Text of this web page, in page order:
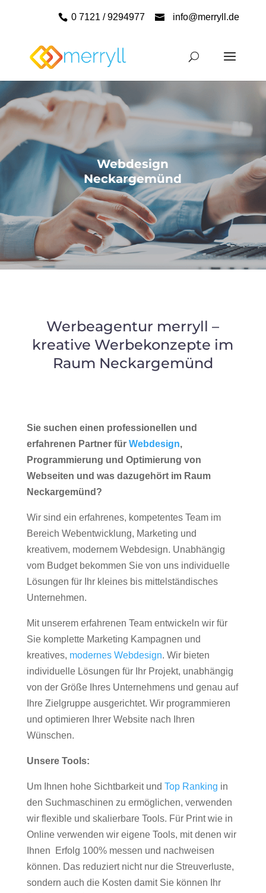
0 7121 / 9294977 info@merryll.de
Webdesign
Neckargemünd
Werbeagentur merryll –
kreative Werbekonzepte im
Raum Neckargemünd
Sie suchen einen professionellen und
erfahrenen Partner für Webdesign,
Programmierung und Optimierung von
Webseiten und was dazugehört im Raum
Neckargemünd?
Wir sind ein erfahrenes, kompetentes Team im
Bereich Webentwicklung, Marketing und
kreativem, modernem Webdesign. Unabhängig
vom Budget bekommen Sie von uns individuelle
Lösungen für Ihr kleines bis mittelständisches
Unternehmen.
Mit unserem erfahrenen Team entwickeln wir für
Sie komplette Marketing Kampagnen und
kreatives, modernes Webdesign. Wir bieten
individuelle Lösungen für Ihr Projekt, unabhängig
von der Größe Ihres Unternehmens und genau auf
Ihre Zielgruppe ausgerichtet. Wir programmieren
und optimieren Ihrer Website nach Ihren
Wünschen.
Unsere Tools:
Um Ihnen hohe Sichtbarkeit und Top Ranking in
den Suchmaschinen zu ermöglichen, verwenden
wir flexible und skalierbare Tools. Für Print wie in
Online verwenden wir eigene Tools, mit denen wir
Ihnen Erfolg 100% messen und nachweisen
können. Das reduziert nicht nur die Streuverluste,
sondern auch die Kosten damit Sie können Ihr